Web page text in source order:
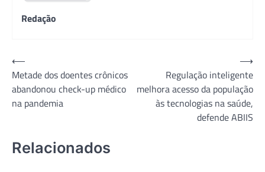
Redação
Navegação
de
Post
⟵
Metade dos doentes crônicos
abandonou check-up médico
na pandemia
Regulação inteligente
melhora acesso da população
às tecnologias na saúde,
defende ABIIS
⟶
Relacionados